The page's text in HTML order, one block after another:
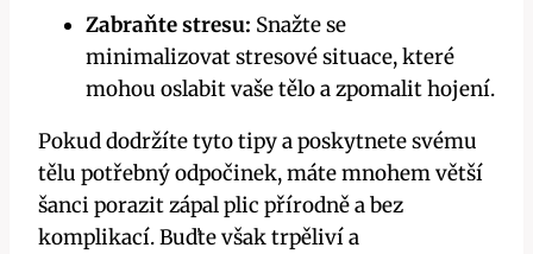
Zabraňte stresu: Snažte se
minimalizovat stresové situace, které
mohou oslabit vaše tělo a zpomalit hojení.
Pokud dodržíte tyto tipy a poskytnete svému
tělu potřebný odpočinek, máte mnohem větší
šanci porazit zápal plic přírodně a bez
komplikací. Buďte však trpěliví a